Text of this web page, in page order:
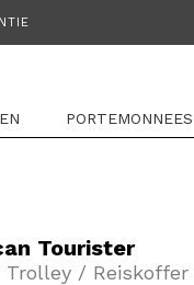
PORTEMONNEES
Tourister
/